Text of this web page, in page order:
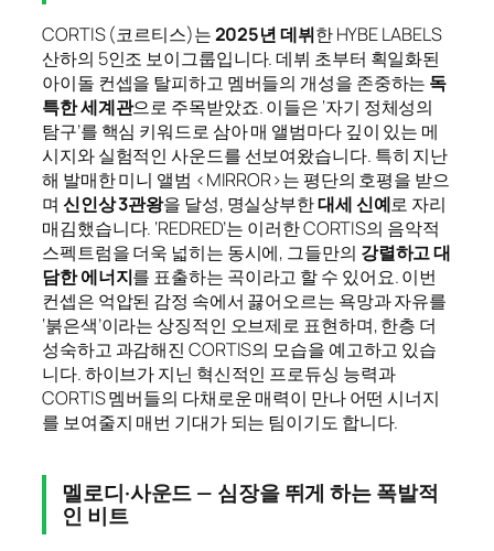
CORTIS (코르티스)는2025년 데뷔한 HYBE LABELS
산하의 5인조 보이그룹입니다. 데뷔 초부터 획일화된
아이돌 컨셉을 탈피하고 멤버들의 개성을 존중하는 독
특한 세계관으로 주목받았죠. 이들은 ‘자기 정체성의
탐구’를 핵심 키워드로 삼아 매 앨범마다 깊이 있는 메
시지와 실험적인 사운드를 선보여왔습니다. 특히 지난
해 발매한 미니 앨범 <MIRROR>는 평단의 호평을 받으
며 신인상 3관왕을 달성, 명실상부한대세 신예로 자리
매김했습니다. ‘REDRED’는 이러한 CORTIS의 음악적
스펙트럼을 더욱 넓히는 동시에, 그들만의 강렬하고 대
담한 에너지를 표출하는 곡이라고 할 수 있어요. 이번
컨셉은 억압된 감정 속에서 끓어오르는 욕망과 자유를
‘붉은색’이라는 상징적인 오브제로 표현하며, 한층 더
성숙하고 과감해진 CORTIS의 모습을 예고하고 있습
니다. 하이브가 지닌 혁신적인 프로듀싱 능력과
CORTIS 멤버들의 다채로운 매력이 만나 어떤 시너지
를 보여줄지 매번 기대가 되는 팀이기도 합니다.
멜로디·사운드 — 심장을 뛰게 하는 폭발적
인 비트